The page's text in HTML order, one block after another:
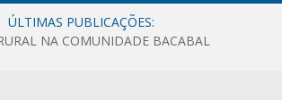
ÚLTIMAS PUBLICAÇÕES:
NA COMUNIDADE BACABAL